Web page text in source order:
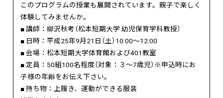
このプログラムの授業も展開されています。親子で楽しく
体験してみませんか。
■ 講師：柳沢秋考（松本短期大学 幼児保育学科教授）
■ 日時：平成25年9月21日（土）10:00～12:00
■ 会場：松本短期大学体育館および401教室
■ 定員：50組100名程度（対象：３～7歳児）※申込時にお
子様の年齢をお伝え下さい。
■ 持ち物：上履き、運動ができる服装